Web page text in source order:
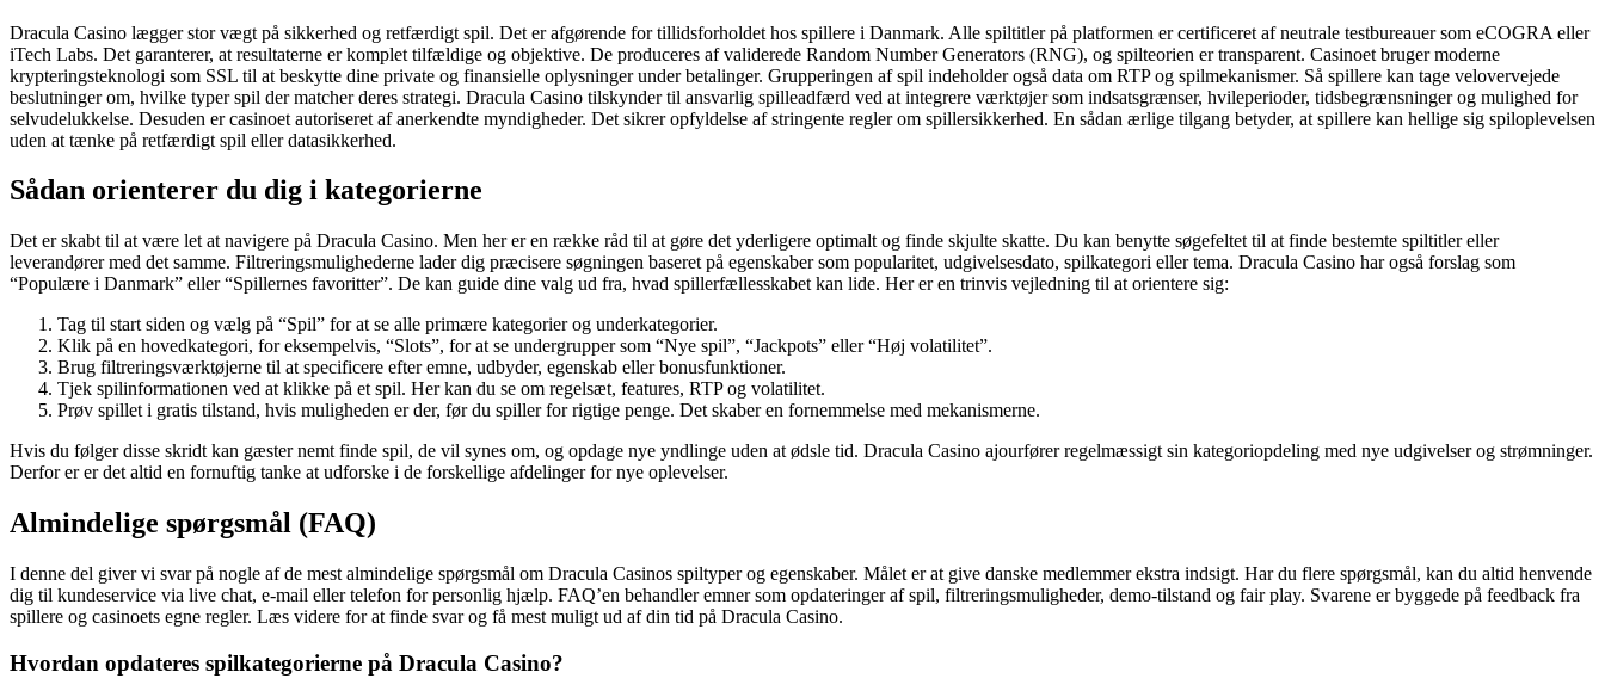
Dracula Casino lægger stor vægt på sikkerhed og retfærdigt spil. Det er afgørende for tillidsforholdet hos spillere i Danmark. Alle spiltitler på platformen er certificeret af neutrale testbureauer som eCOGRA eller
iTech Labs. Det garanterer, at resultaterne er komplet tilfældige og objektive. De produceres af validerede Random Number Generators (RNG), og spilteorien er transparent. Casinoet bruger moderne
krypteringsteknologi som SSL til at beskytte dine private og finansielle oplysninger under betalinger. Grupperingen af spil indeholder også data om RTP og spilmekanismer. Så spillere kan tage velovervejede
beslutninger om, hvilke typer spil der matcher deres strategi. Dracula Casino tilskynder til ansvarlig spilleadfærd ved at integrere værktøjer som indsatsgrænser, hvileperioder, tidsbegrænsninger og mulighed for
selvudelukkelse. Desuden er casinoet autoriseret af anerkendte myndigheder. Det sikrer opfyldelse af stringente regler om spillersikkerhed. En sådan ærlige tilgang betyder, at spillere kan hellige sig spiloplevelsen
uden at tænke på retfærdigt spil eller datasikkerhed.
Sådan orienterer du dig i kategorierne
Det er skabt til at være let at navigere på Dracula Casino. Men her er en række råd til at gøre det yderligere optimalt og finde skjulte skatte. Du kan benytte søgefeltet til at finde bestemte spiltitler eller
leverandører med det samme. Filtreringsmulighederne lader dig præcisere søgningen baseret på egenskaber som popularitet, udgivelsesdato, spilkategori eller tema. Dracula Casino har også forslag som
“Populære i Danmark” eller “Spillernes favoritter”. De kan guide dine valg ud fra, hvad spillerfællesskabet kan lide. Her er en trinvis vejledning til at orientere sig:
Tag til start siden og vælg på “Spil” for at se alle primære kategorier og underkategorier.
Klik på en hovedkategori, for eksempelvis, “Slots”, for at se undergrupper som “Nye spil”, “Jackpots” eller “Høj volatilitet”.
Brug filtreringsværktøjerne til at specificere efter emne, udbyder, egenskab eller bonusfunktioner.
Tjek spilinformationen ved at klikke på et spil. Her kan du se om regelsæt, features, RTP og volatilitet.
Prøv spillet i gratis tilstand, hvis muligheden er der, før du spiller for rigtige penge. Det skaber en fornemmelse med mekanismerne.
Hvis du følger disse skridt kan gæster nemt finde spil, de vil synes om, og opdage nye yndlinge uden at ødsle tid. Dracula Casino ajourfører regelmæssigt sin kategoriopdeling med nye udgivelser og strømninger.
Derfor er er det altid en fornuftig tanke at udforske i de forskellige afdelinger for nye oplevelser.
Almindelige spørgsmål (FAQ)
I denne del giver vi svar på nogle af de mest almindelige spørgsmål om Dracula Casinos spiltyper og egenskaber. Målet er at give danske medlemmer ekstra indsigt. Har du flere spørgsmål, kan du altid henvende
dig til kundeservice via live chat, e-mail eller telefon for personlig hjælp. FAQ’en behandler emner som opdateringer af spil, filtreringsmuligheder, demo-tilstand og fair play. Svarene er byggede på feedback fra
spillere og casinoets egne regler. Læs videre for at finde svar og få mest muligt ud af din tid på Dracula Casino.
Hvordan opdateres spilkategorierne på Dracula Casino?